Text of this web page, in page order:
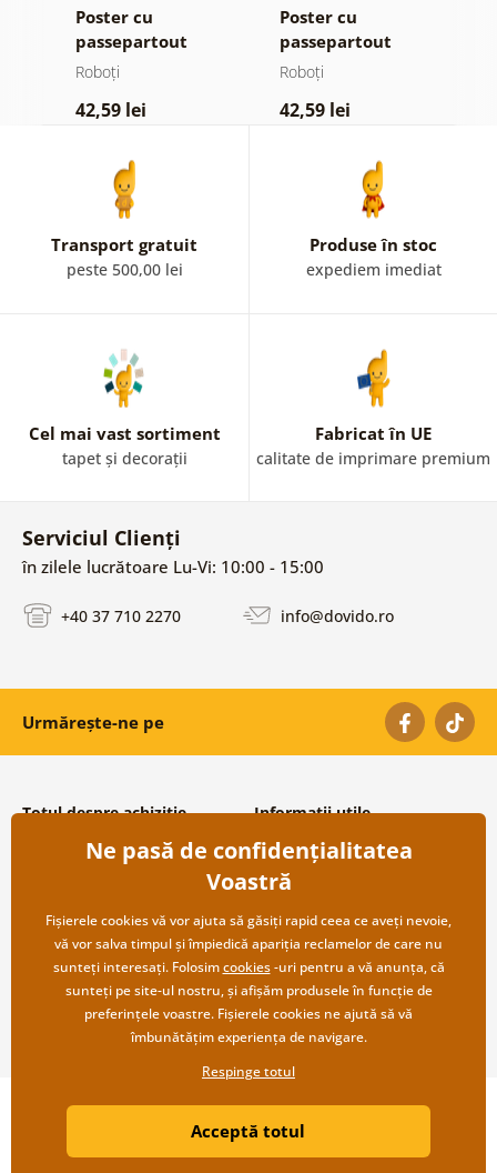
Poster cu
passepartout
robot albastru pe
Roboți
42,59 lei
Poster cu
passepartout
robot galben pe
Roboți
42,59 lei
Transport gratuit
peste 500,00 lei
Produse în stoc
expediem imediat
Cel mai vast sortiment
tapet și decorații
Fabricat în UE
calitate de imprimare premium
Serviciul Clienți
în zilele lucrătoare Lu-Vi: 10:00 - 15:00
+40 37 710 2270 info@dovido.ro
Urmărește-ne pe
Totul despre achiziție
Condiții și termeni generali
Protecția datelor personale
Transport și modalități de plată
Returnare
Informații utile
Despre noi
Întrebări frecvente
Contacte
Cooperare angro
Copyright ©2019 © Dovido.ro.
Litvanyi.sk| Magazinul online a fost creat de
Ne pasă de confidențialitatea
Voastră
Fișierele cookies vă vor ajuta să găsiți rapid ceea ce aveți nevoie,
vă vor salva timpul și împiedică apariția reclamelor de care nu
sunteți interesați. Folosimcookies-uri pentru a vă anunța, că
sunteți pe site-ul nostru, și afișăm produsele în funcție de
preferințele voastre. Fișierele cookies ne ajută să vă
îmbunătățim experiența de navigare.
Respinge totul
Acceptă totul